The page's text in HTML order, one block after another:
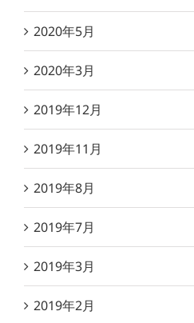
2020年5月
2020年3月
2019年12月
2019年11月
2019年8月
2019年7月
2019年3月
2019年2月